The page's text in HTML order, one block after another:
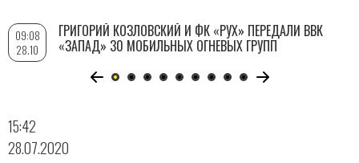
содержанию
15:42
28.07.2020
09:08
28.10
ГРИГОРИЙ КОЗЛОВСКИЙ И ФК «РУХ» ПЕРЕДАЛИ ВВК
«ЗАПАД» 30 МОБИЛЬНЫХ ОГНЕВЫХ ГРУПП